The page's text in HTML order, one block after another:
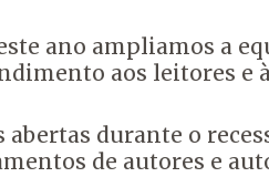
ano ampliamos a
aos leitores e
durante o
de autores e